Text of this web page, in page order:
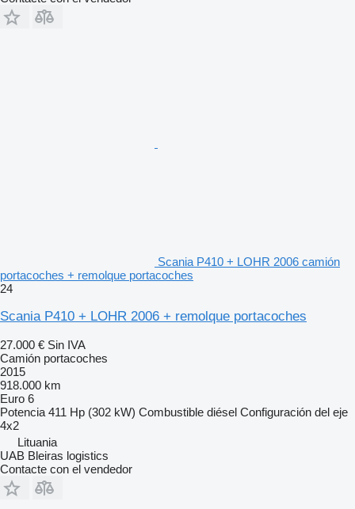
Scania P410 + LOHR 2006 camión
portacoches + remolque portacoches
24
Scania P410 + LOHR 2006 + remolque portacoches
27.000 € Sin IVA
Camión portacoches
2015
918.000 km
Euro 6
Potencia 411 Hp (302 kW) Combustible diésel Configuración del eje
4x2
Lituania
UAB Bleiras logistics
Contacte con el vendedor